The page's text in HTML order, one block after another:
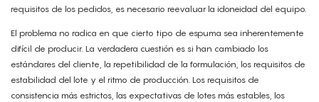
requisitos de los pedidos, es necesario reevaluar la idoneidad del equipo.
El problema no radica en que cierto tipo de espuma sea inherentemente
difícil de producir. La verdadera cuestión es si han cambiado los
estándares del cliente, la repetibilidad de la formulación, los requisitos de
estabilidad del lote y el ritmo de producción. Los requisitos de
consistencia más estrictos, las expectativas de lotes más estables, los